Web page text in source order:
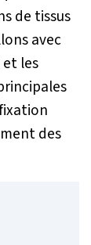
de tissus
avec
les
des